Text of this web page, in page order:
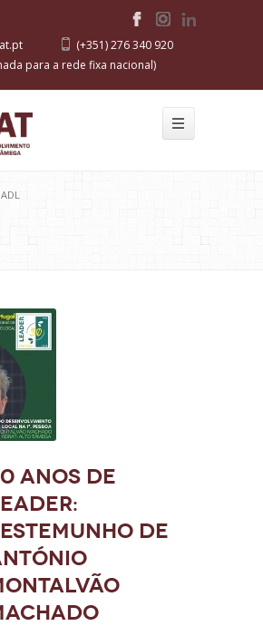
(+351) 276 340 920
para a rede fixa nacional)
anos de
de